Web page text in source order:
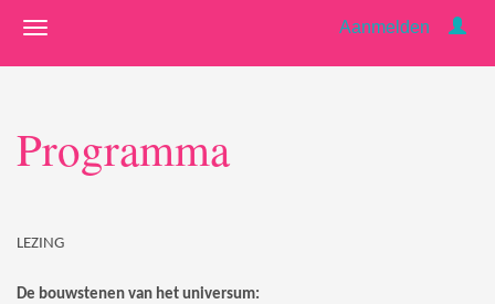
Aanmelden
Programma
LEZING
De bouwstenen van het universum: